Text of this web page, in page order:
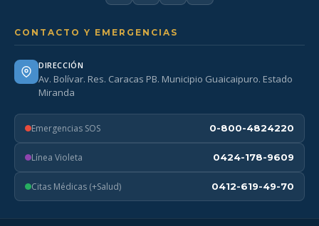
CONTACTO Y EMERGENCIAS
DIRECCIÓN
Av. Bolívar. Res. Caracas PB. Municipio Guaicaipuro. Estado
Miranda
Emergencias SOS 0-800-4824220
Línea Violeta 0424-178-9609
Citas Médicas (+Salud) 0412-619-49-70